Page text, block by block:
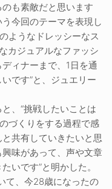
も素敵だと思います
今回のテーマを表現し
ようなドレッシーなス
カジュアルなファッシ
ィナーまで、1日を通
です”と、ジュエリー
、“挑戦したいことは
づくりをする過程で感
共有していきたいと思
味があって、声や文章
いです”と明かした。
て、今28歳になったの